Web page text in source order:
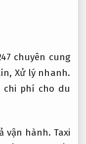
chuyên cung
Xử lý nhanh.
chi phí cho du
vận hành. Taxi